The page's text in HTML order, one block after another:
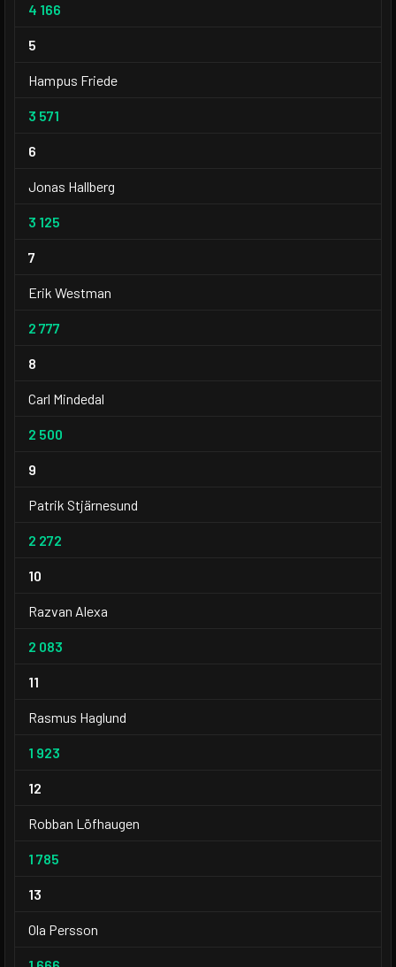
4 166
5
Hampus Friede
3 571
6
Jonas Hallberg
3 125
7
Erik Westman
2 777
8
Carl Mindedal
2 500
9
Patrik Stjärnesund
2 272
10
Razvan Alexa
2 083
11
Rasmus Haglund
1 923
12
Robban Löfhaugen
1 785
13
Ola Persson